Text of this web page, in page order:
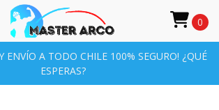
ENVÍO A TODO CHILE 100% SEGURO! ¿QUÉ
ESPERAS?
0